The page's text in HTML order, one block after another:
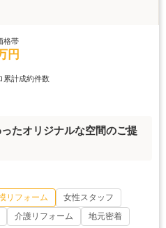
格帯
円
累計成約件数
たオリジナルな空間のご提
リフォーム
女性スタッフ
介護リフォーム 地元密着